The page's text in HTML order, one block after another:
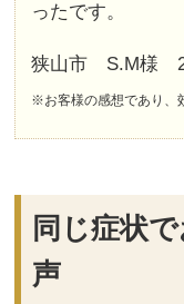
ったです。
狭山市 S.M様
※お客様の感想であり、
同じ症状
声